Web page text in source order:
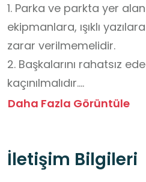
1. Parka ve parkta yer
ekipmanlara, ışıklı
zarar verilmemelidir.
2. Başkalarını rahatsız
kaçınılmalıdır.
3. Çöp atılmamalı, temiz
Daha Fazla Görüntüle
İletişim Bilgileri